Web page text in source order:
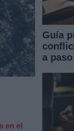
en el
Guía
a paso